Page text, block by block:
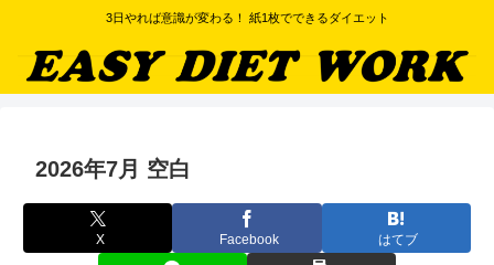
3日やれば意識が変わる！ 紙1枚でできるダイエット
2026年7月 空白
X Facebook はてブ